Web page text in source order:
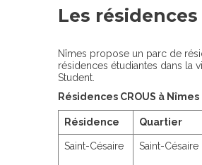
Les
Nîmes propose un parc de
résidences étudiantes dans la
Student.
Résidences CROUS à Nîmes
Résidence Quartier
Saint-Césaire Saint-Césaire